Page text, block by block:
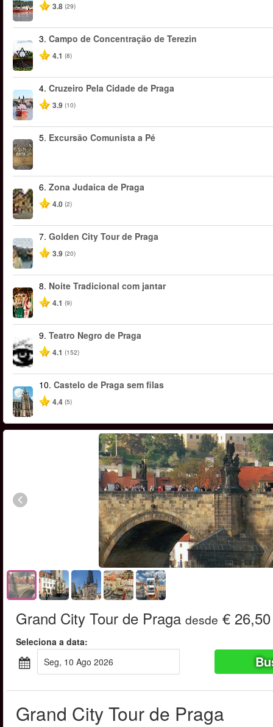
3.8 (29)
3. Campo de Concentração de Terezin
4.1 (8)
4. Cruzeiro Pela Cidade de Praga
3.9 (10)
5. Excursão Comunista a Pé
6. Zona Judaica de Praga
4.0 (2)
7. Golden City Tour de Praga
3.9 (20)
8. Noite Tradicional com jantar
4.1 (9)
9. Teatro Negro de Praga
4.1 (152)
10. Castelo de Praga sem filas
4.4 (5)
Grand City Tour de Praga desde € 26,50
Seleciona a data:
Seg, 10 Ago 2026
Grand City Tour de Praga